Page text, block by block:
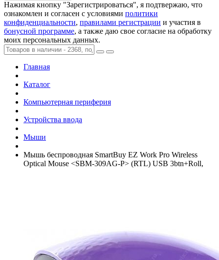
Нажимая кнопку "Зарегистрироваться", я подтвержаю, что
ознакомлен и согласен с условиями политики
конфиденциальности, правилами регистрации и участия в
бонусной программе, а также даю свое согласие на обработку
моих персональных данных.
Главная
Каталог
Компьютерная периферия
Устройства ввода
Мыши
Мышь беспроводная SmartBuy EZ Work Pro Wireless
Optical Mouse <SBM-309AG-P> (RTL) USB 3btn+­Roll,